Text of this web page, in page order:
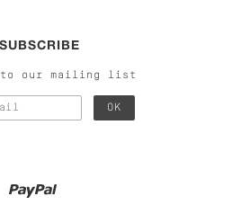
SUBSCRIBE
to our mailing list